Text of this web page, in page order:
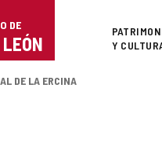
DE Superior
Y
DE LA ERCINA